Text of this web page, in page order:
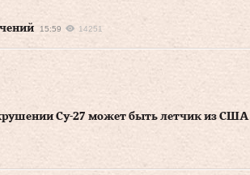
15:59 14251
Су-27 может быть летчик из США